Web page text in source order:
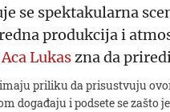
se spektakularna
produkcija i
Aca Lukaszna da
priliku da prisustvuju
događaju i podsete se zašto